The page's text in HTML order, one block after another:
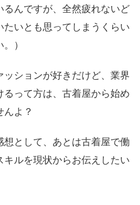
んですが、全然疲れないど
いとも思ってしまうくらい
）
ションが好きだけど、業界
って方は、古着屋から始め
よ？
として、あとは古着屋で働
キルを現状からお伝えしたい